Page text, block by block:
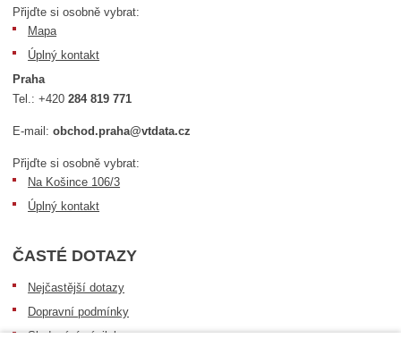
Přijďte si osobně vybrat:
Mapa
Úplný kontakt
Praha
Tel.:+420284 819 771
E-mail:obchod.praha@vtdata.cz
Přijďte si osobně vybrat:
Na Košince 106/3
Úplný kontakt
ČASTÉ DOTAZY
Nejčastější dotazy
Dopravní podmínky
Sledování zásilek